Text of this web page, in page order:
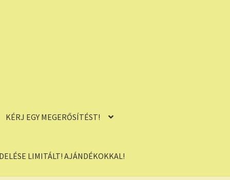
KÉRJ EGY MEGERŐSÍTÉST!
LIMITÁLT! AJÁNDÉKOKKAL!